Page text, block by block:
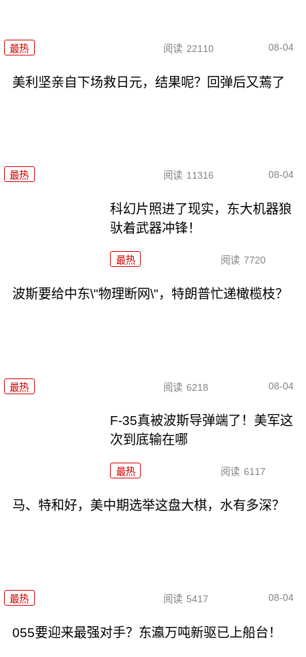
最热 阅读 22110 08-04
美利坚亲自下场救日元，结果呢？回弹后又蔫了
最热 阅读 11316 08-04
科幻片照进了现实，东大机器狼
驮着武器冲锋！
最热 阅读 7720
波斯要给中东\"物理断网\"，特朗普忙递橄榄枝？
最热 阅读 6218 08-04
F-35真被波斯导弹端了！美军这
次到底输在哪
最热 阅读 6117
马、特和好，美中期选举这盘大棋，水有多深？
最热 阅读 5417 08-04
055要迎来最强对手？东瀛万吨新驱已上船台！